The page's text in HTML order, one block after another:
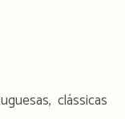
clássicas